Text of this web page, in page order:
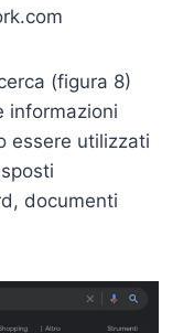
(figura 8)
informazioni
essere utilizzati
documenti